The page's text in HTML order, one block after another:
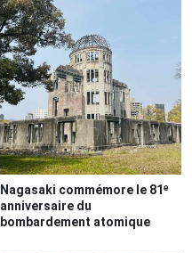
Nagasaki commémore le 81ᵉ
anniversaire du
bombardement atomique